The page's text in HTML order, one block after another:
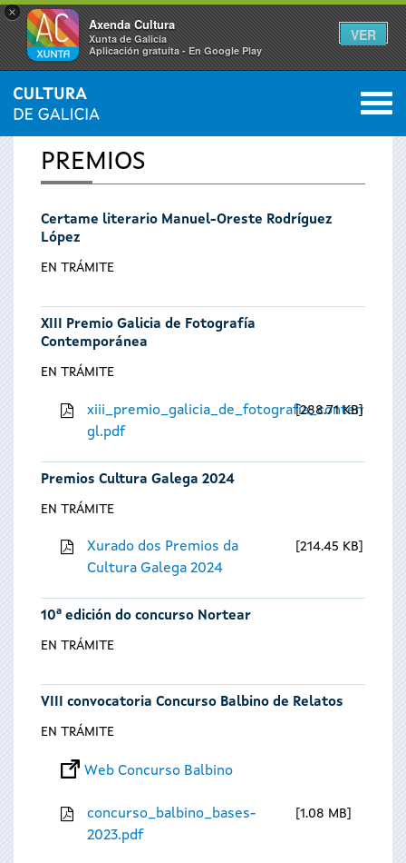
×
Axenda Cultura
Xunta de Galicia
Aplicación gratuíta - En Google Play
VER
Vostede
está
aquí
INICIO 0
PREMIOS
Certame literario Manuel-Oreste Rodríguez
López
EN TRÁMITE
XIII Premio Galicia de Fotografía
Contemporánea
EN TRÁMITE
gl.pdf
288.71 KB
Premios Cultura Galega 2024
EN TRÁMITE
Xurado dos Premios da
Cultura Galega 2024
214.45 KB
10ª edición do concurso Nortear
EN TRÁMITE
VIII convocatoria Concurso Balbino de Relatos
EN TRÁMITE
Web Concurso Balbino
concurso_balbino_bases-
2023.pdf
1.08 MB